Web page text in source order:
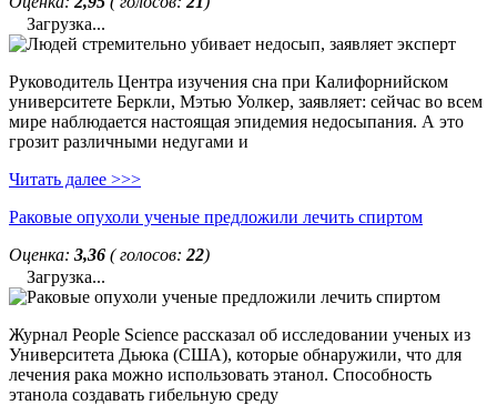
Загрузка...
Руководитель Центра изучения сна при Калифорнийском
университете Беркли, Мэтью Уолкер, заявляет: сейчас во всем
мире наблюдается настоящая эпидемия недосыпания. А это
грозит различными недугами и
Читать далее >>>
Раковые опухоли ученые предложили лечить спиртом
Оценка: 3,36 ( голосов: 22)
Загрузка...
Журнал People Science рассказал об исследовании ученых из
Университета Дьюка (США), которые обнаружили, что для
лечения рака можно использовать этанол. Способность
этанола создавать гибельную среду